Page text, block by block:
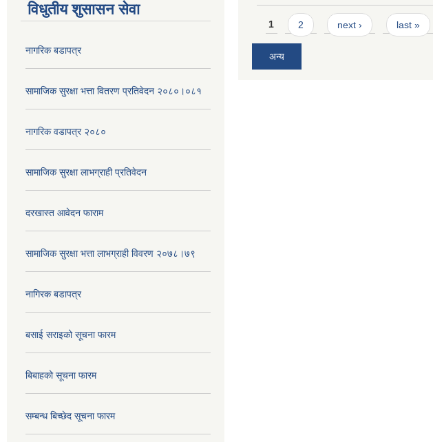
विधुतीय शुसासन सेवा
नागरिक बडापत्र
सामाजिक सुरक्षा भत्ता वितरण प्रतिवेदन २०८०।०८१
नागरिक वडापत्र २०८०
सामाजिक सुरक्षा लाभग्राही प्रतिवेदन
दरखास्त आवेदन फाराम
सामाजिक सुरक्षा भत्ता लाभग्राही विवरण २०७८।७९
नागिरक बडापत्र
बसाई सराइको सूचना फारम
बिबाहको सूचना फारम
सम्बन्ध बिच्छेद सूचना फारम
Pages
1 2 next › last »
अन्य